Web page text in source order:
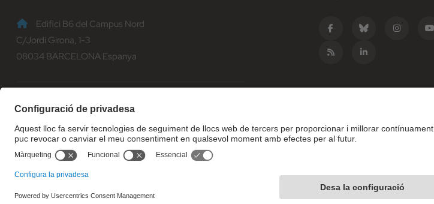
Edifici B6 del Campus Nord
C/Jordi Girona, 1-3
08034 BARCELONA Espanya
informacio@fib.upc.edu
© Facultat d'Informàtica de Barcelona - Universitat Politècnica de Catalunya - BarcelonaTech